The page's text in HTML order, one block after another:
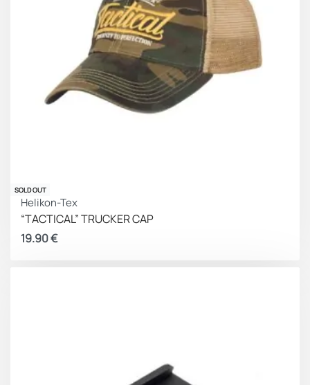
SOLD OUT
Helikon-Tex
“TACTICAL” TRUCKER CAP
19.90€